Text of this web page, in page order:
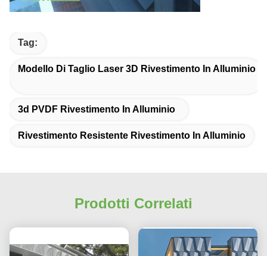
Tag:
Modello Di Taglio Laser 3D Rivestimento In Alluminio
3d PVDF Rivestimento In Alluminio
Rivestimento Resistente Rivestimento In Alluminio
Prodotti Correlati